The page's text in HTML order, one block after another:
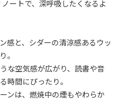
ートで、深呼吸したくなるよ
感と、シダーの清涼感あるウッ
。
な空気感が広がり、読書や音
時間にぴったり。
ンは、燃焼中の煙もやわらか